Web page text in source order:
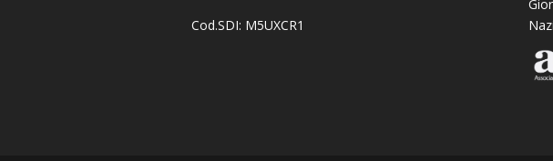
Cod.SDI: M5UXCR1